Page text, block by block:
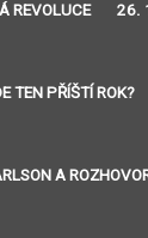
REVOLUCE 26.
TEN PŘÍŠTÍ ROK?
A